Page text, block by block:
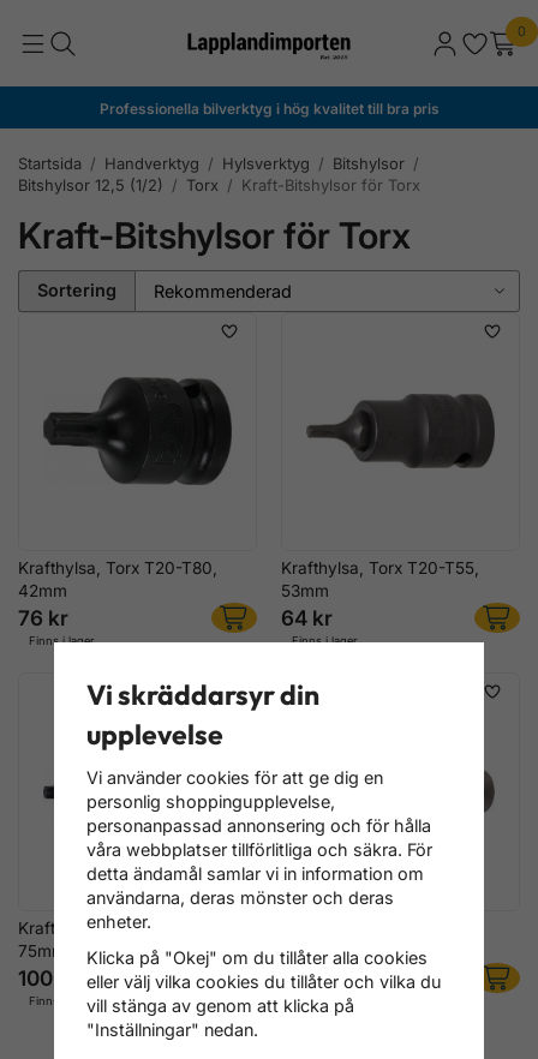
0
Professionella bilverktyg i hög kvalitet till bra pris
Startsida / Handverktyg / Hylsverktyg / Bitshylsor /
Bitshylsor 12,5 (1/2) / Torx / Kraft-Bitshylsor för Torx
Kraft-Bitshylsor för Torx
Sortering
Krafthylsa, Torx T20-T80,
42mm
76 kr
Finns i lager
Krafthylsa, Torx T20-T55,
53mm
64 kr
Finns i lager
Krafthylsa, Torx T20-T80,
75mm
100 kr
Finns i lager
100mm
84 kr
Finns i lager
Vi skräddarsyr din
upplevelse
Vi använder cookies för att ge dig en
personlig shoppingupplevelse,
personanpassad annonsering och för hålla
våra webbplatser tillförlitliga och säkra. För
detta ändamål samlar vi in information om
användarna, deras mönster och deras
enheter.
Klicka på "Okej" om du tillåter alla cookies
eller välj vilka cookies du tillåter och vilka du
vill stänga av genom att klicka på
"Inställningar" nedan.